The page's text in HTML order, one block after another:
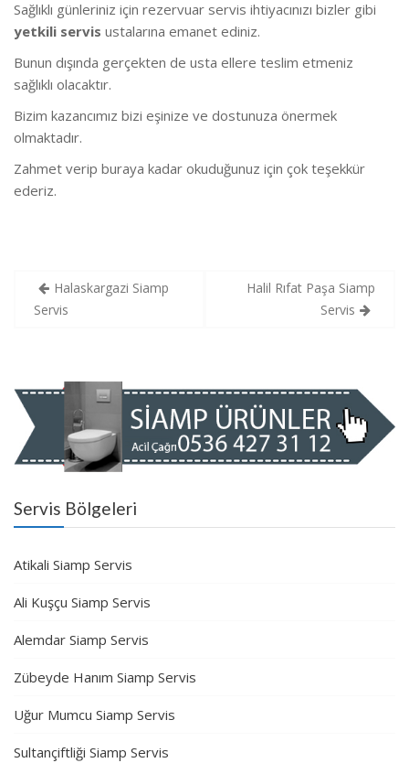
Sağlıklı günleriniz için rezervuar servis ihtiyacınızı bizler gibi
yetkili servis ustalarına emanet ediniz.
Bunun dışında gerçekten de usta ellere teslim etmeniz
sağlıklı olacaktır.
Bizim kazancımız bizi eşinize ve dostunuza önermek
olmaktadır.
Zahmet verip buraya kadar okuduğunuz için çok teşekkür
ederiz.
Yazı
gezinmesi
Halaskargazi Siamp
Servis
Halil Rıfat Paşa Siamp
Servis
Servis Bölgeleri
Atikali Siamp Servis
Ali Kuşçu Siamp Servis
Alemdar Siamp Servis
Zübeyde Hanım Siamp Servis
Uğur Mumcu Siamp Servis
Sultançiftliği Siamp Servis